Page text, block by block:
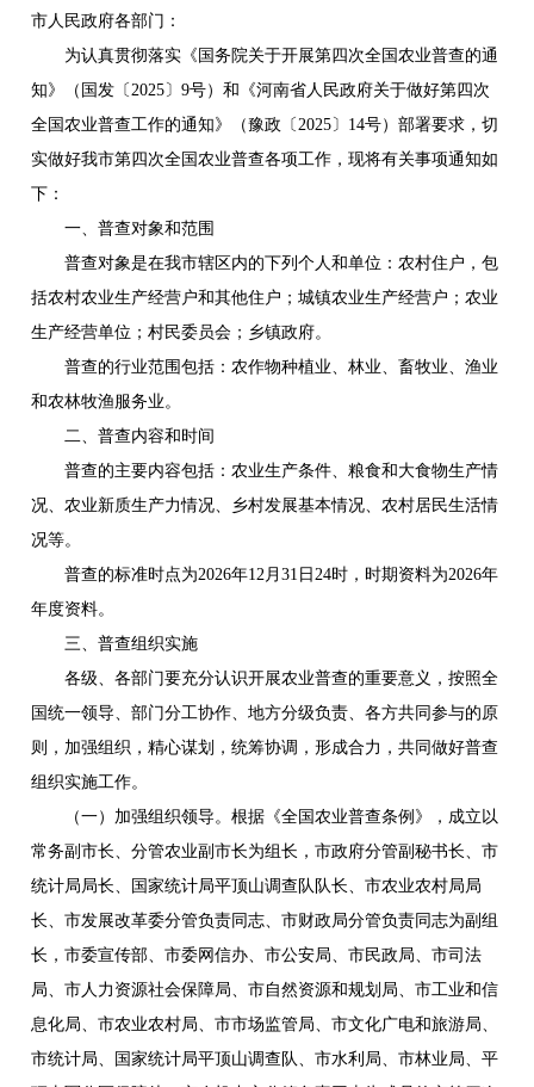
市人民政府各部门：
为认真贯彻落实《国务院关于开展第四次全国农业普查的通
知》（国发〔2025〕9号）和《河南省人民政府关于做好第四次
全国农业普查工作的通知》（豫政〔2025〕14号）部署要求，切
实做好我市第四次全国农业普查各项工作，现将有关事项通知如
下：
一、普查对象和范围
普查对象是在我市辖区内的下列个人和单位：农村住户，包
括农村农业生产经营户和其他住户；城镇农业生产经营户；农业
生产经营单位；村民委员会；乡镇政府。
普查的行业范围包括：农作物种植业、林业、畜牧业、渔业
和农林牧渔服务业。
二、普查内容和时间
普查的主要内容包括：农业生产条件、粮食和大食物生产情
况、农业新质生产力情况、乡村发展基本情况、农村居民生活情
况等。
普查的标准时点为2026年12月31日24时，时期资料为2026年
年度资料。
三、普查组织实施
各级、各部门要充分认识开展农业普查的重要意义，按照全
国统一领导、部门分工协作、地方分级负责、各方共同参与的原
则，加强组织，精心谋划，统筹协调，形成合力，共同做好普查
组织实施工作。
（一）加强组织领导。根据《全国农业普查条例》，成立以
常务副市长、分管农业副市长为组长，市政府分管副秘书长、市
统计局局长、国家统计局平顶山调查队队长、市农业农村局局
长、市发展改革委分管负责同志、市财政局分管负责同志为副组
长，市委宣传部、市委网信办、市公安局、市民政局、市司法
局、市人力资源社会保障局、市自然资源和规划局、市工业和信
息化局、市农业农村局、市市场监管局、市文化广电和旅游局、
市统计局、国家统计局平顶山调查队、市水利局、市林业局、平